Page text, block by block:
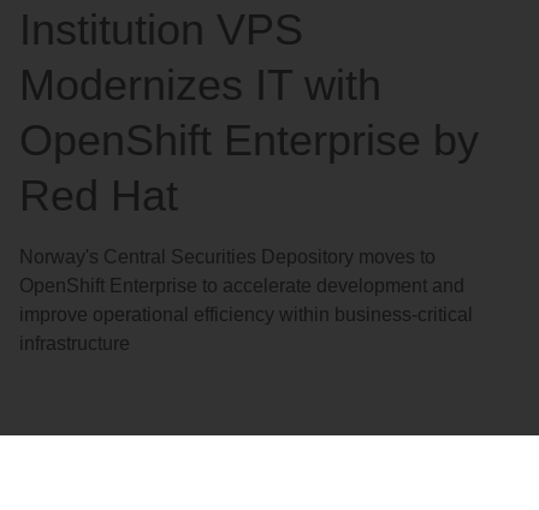
Institution VPS
Modernizes IT with
OpenShift Enterprise by
Red Hat
Norway's Central Securities Depository moves to
OpenShift Enterprise to accelerate development and
improve operational efficiency within business-critical
infrastructure